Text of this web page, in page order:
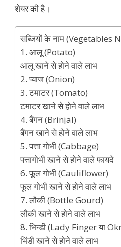
शेयर की है।
सब्जियों के नाम (Vegetables
1. आलू (Potato)
आलू खाने से होने वाले लाभ
2. प्याज (Onion)
3. टमाटर (Tomato)
टमाटर खाने से होने वाले लाभ
4. बैंगन (Brinjal)
बैंगन खाने से होने वाले लाभ
5. पत्ता गोभी (Cabbage)
पत्तागोभी खाने से होने वाले फायदे
6. फूल गोभी (Cauliflower)
फूल गोभी खाने से होने वाले लाभ
7. लौकी (Bottle Gourd)
लौकी खाने से होने वाले लाभ
8. भिन्डी (Lady Finger या
भिंडी खाने से होने वाले लाभ